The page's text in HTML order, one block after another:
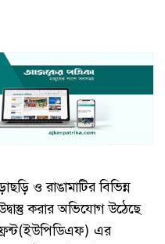
ও রাঙামাটির বিভিন্ন
করার অভিযোগ উঠেছে
এর